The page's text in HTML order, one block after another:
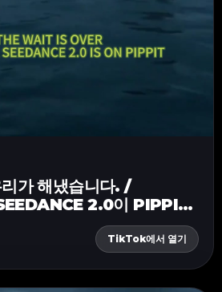
가 해냈습니다. /
2.0이 PIPPIT
TikTok에서 열기